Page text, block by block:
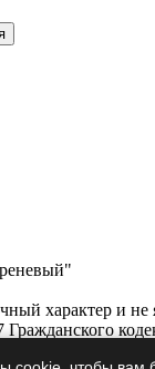
характер и не